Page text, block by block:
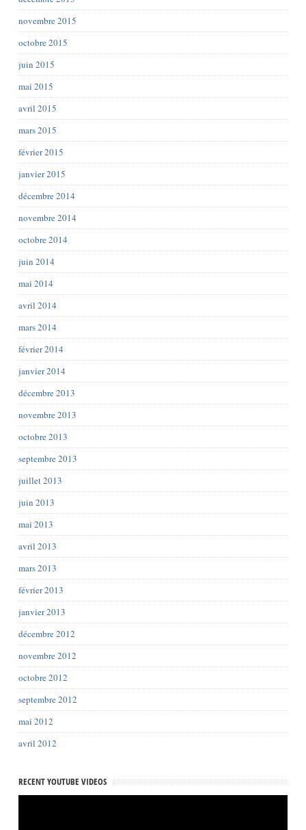
novembre 2015
octobre 2015
juin 2015
mai 2015
avril 2015
mars 2015
février 2015
janvier 2015
décembre 2014
novembre 2014
octobre 2014
juin 2014
mai 2014
avril 2014
mars 2014
février 2014
janvier 2014
décembre 2013
novembre 2013
octobre 2013
septembre 2013
juillet 2013
juin 2013
mai 2013
avril 2013
mars 2013
février 2013
janvier 2013
décembre 2012
novembre 2012
octobre 2012
septembre 2012
mai 2012
avril 2012
RECENT YOUTUBE VIDEOS